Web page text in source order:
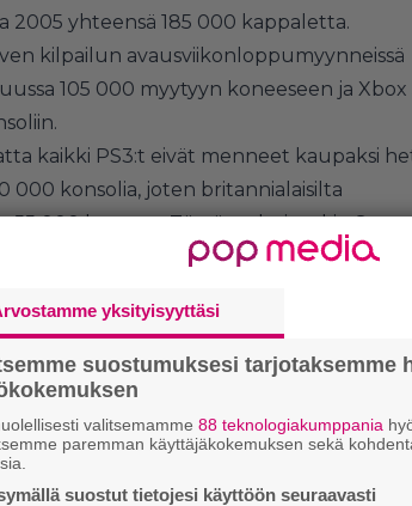
2005 yhteensä 185 000 kappaletta.
kilpailun avausviikonloppumyynneissä
105 000 myytyyn koneeseen ja Xbox
kaikki PS3:t eivät menneet kaupaksi
000 konsolia, joten britannialaisilta
55 000 konetta. Tämä on kuitenkin
yksityisyyttäsi
suostumuksesi tarjotaksemme
valitsemamme 88 teknologiakumppania
paremman käyttäjäkokemuksen sekä
suostut tietojesi käyttöön seuraavasti